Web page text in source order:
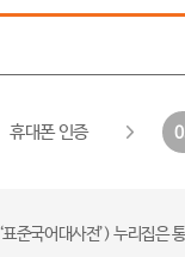
휴대폰 인증
준국어대사전’) 누리집